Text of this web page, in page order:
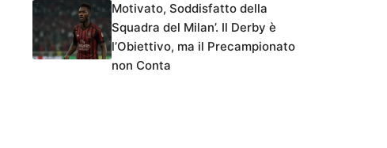
Motivato, Soddisfatto della
Squadra del Milan’. Il Derby è
l’Obiettivo, ma il Precampionato
non Conta